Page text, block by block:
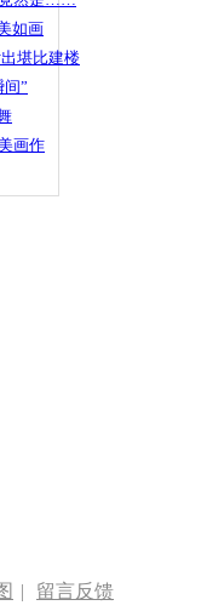
如画
堪比建楼
”
画作
| 留言反馈